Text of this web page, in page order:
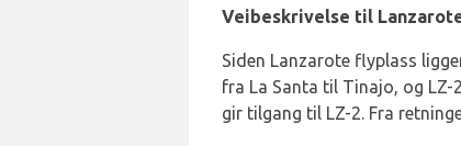
Veibeskrivelse til
Siden Lanzarote flyplass
fra La Santa til Tinajo, og
gir tilgang til LZ-2. Fra